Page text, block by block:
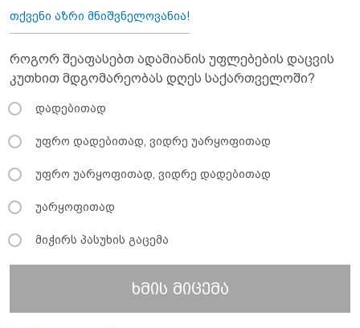
თქვენი აზრი მნიშვნელოვანია!
როგორ შეაფასებთ ადამიანის უფლებების დაცვის
კუთხით მდგომარეობას დღეს საქართველოში?
დადებითად
უფრო დადებითად, ვიდრე უარყოფითად
უფრო უარყოფითად, ვიდრე დადებითად
უარყოფითად
მიჭირს პასუხის გაცემა
ხმის მიცემა